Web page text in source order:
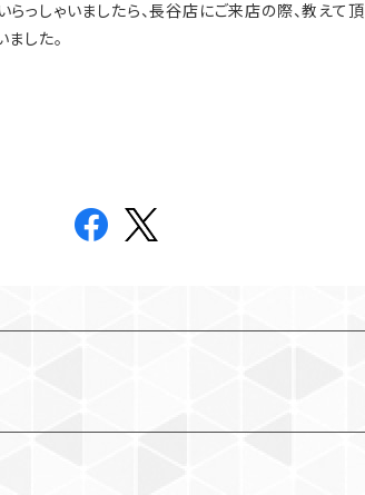
っしゃいましたら、長谷店にご来店の際、教えて
した。